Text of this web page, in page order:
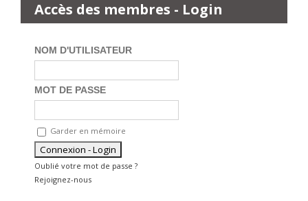
Accès des membres - Login
NOM D'UTILISATEUR
MOT DE PASSE
Garder en mémoire
Oublié votre mot de passe ?
Rejoignez-nous